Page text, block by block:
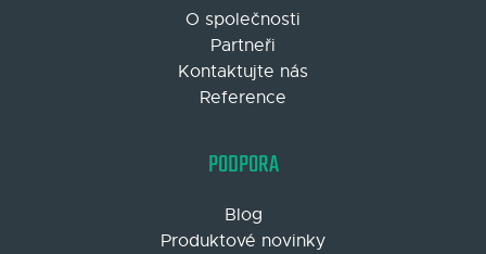
O společnosti
Partneři
Kontaktujte nás
Reference
PODPORA
Blog
Produktové novinky